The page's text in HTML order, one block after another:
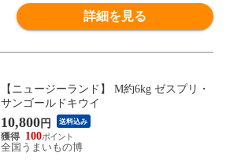
詳細を見る
【ニュージーランド】 M約6kg ゼスプリ・
サンゴールドキウイ
10,800円 送料込み
100
全国うまいもの博